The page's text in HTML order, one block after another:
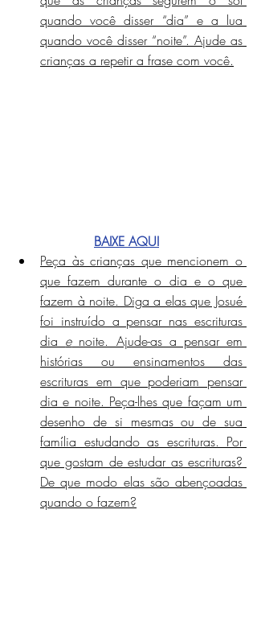
quando você disser “dia” e a lua
quando você disser “noite”. Ajude as
crianças a repetir a frase com você.
BAIXE AQUI
Peça às crianças que mencionem o
que fazem durante o dia e o que
fazem à noite. Diga a elas que Josué
foi instruído a pensar nas escrituras
dia e noite. Ajude-as a pensar em
histórias ou ensinamentos das
escrituras em que poderiam pensar
dia e noite. Peça-lhes que façam um
desenho de si mesmas ou de sua
família estudando as escrituras. Por
que gostam de estudar as escrituras?
De que modo elas são abençoadas
quando o fazem?